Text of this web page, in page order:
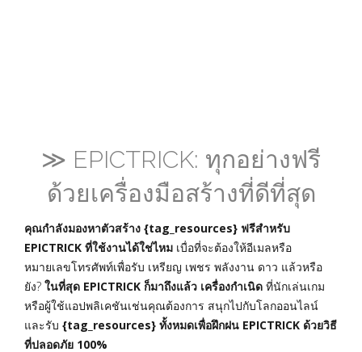
≫ EPICTRICK: ทุกอย่างฟรี
ด้วยเครื่องมือสร้างที่ดีที่สุด
คุณกำลังมองหาตัวสร้าง {tag_resources} ฟรีสำหรับ
EPICTRICK ที่ใช้งานได้ใช่ไหม เบื่อที่จะต้องให้อีเมลหรือ
หมายเลขโทรศัพท์เพื่อรับ เหรียญ เพชร พลังงาน ดาว แล้วหรือ
ยัง? ในที่สุด EPICTRICK ก็มาถึงแล้ว เครื่องกำเนิด ที่นักเล่นเกม
หรือผู้ใช้แอปพลิเคชันเช่นคุณต้องการ สนุกไปกับโลกออนไลน์
และรับ {tag_resources} ทั้งหมดเพื่อฝึกฝน EPICTRICK ด้วยวิธี
ที่ปลอดภัย 100%